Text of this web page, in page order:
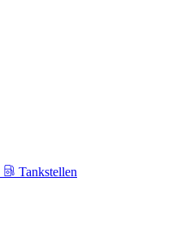
Tankstellen